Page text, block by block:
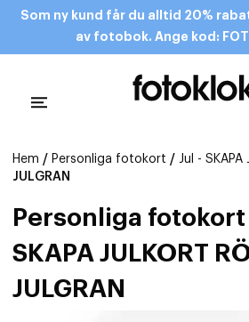
Som ny kund får du alltid 20%
av fotobok. Ange kod:
Hem / Personliga fotokort / Jul - SKAPA
JULGRAN
Personliga fotokort
SKAPA JULKORT
JULGRAN